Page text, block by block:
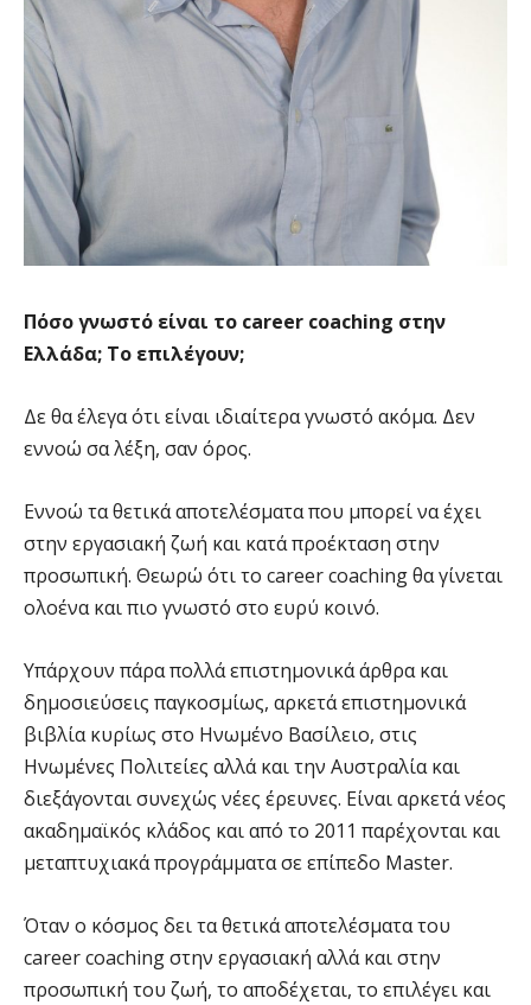
Πόσο γνωστό είναι το career coaching στην
Ελλάδα; Το επιλέγουν;
Δε θα έλεγα ότι είναι ιδιαίτερα γνωστό ακόμα. Δεν
εννοώ σα λέξη, σαν όρος.
Εννοώ τα θετικά αποτελέσματα που μπορεί να έχει
στην εργασιακή ζωή και κατά προέκταση στην
προσωπική. Θεωρώ ότι το career coaching θα γίνεται
ολοένα και πιο γνωστό στο ευρύ κοινό.
Υπάρχουν πάρα πολλά επιστημονικά άρθρα και
δημοσιεύσεις παγκοσμίως, αρκετά επιστημονικά
βιβλία κυρίως στο Ηνωμένο Βασίλειο, στις
Ηνωμένες Πολιτείες αλλά και την Αυστραλία και
διεξάγονται συνεχώς νέες έρευνες. Είναι αρκετά νέος
ακαδημαϊκός κλάδος και από το 2011 παρέχονται και
μεταπτυχιακά προγράμματα σε επίπεδο Master.
Όταν ο κόσμος δει τα θετικά αποτελέσματα του
career coaching στην εργασιακή αλλά και στην
προσωπική του ζωή, το αποδέχεται, το επιλέγει και